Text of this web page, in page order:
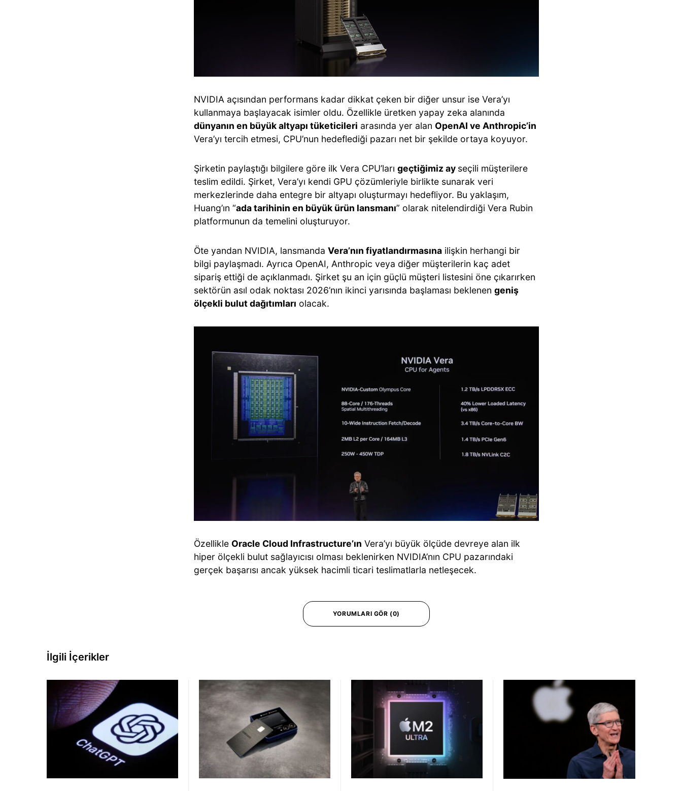
NVIDIA açısından performans kadar dikkat çeken bir diğer unsur ise Vera’yı
kullanmaya başlayacak isimler oldu. Özellikle üretken yapay zeka alanında
dünyanın en büyük altyapı tüketicileri arasında yer alan OpenAI ve Anthropic’in
Vera’yı tercih etmesi, CPU’nun hedeflediği pazarı net bir şekilde ortaya koyuyor.
Şirketin paylaştığı bilgilere göre ilk Vera CPU’ları geçtiğimiz ay seçili müşterilere
teslim edildi. Şirket, Vera’yı kendi GPU çözümleriyle birlikte sunarak veri
merkezlerinde daha entegre bir altyapı oluşturmayı hedefliyor. Bu yaklaşım,
Huang’ın “ada tarihinin en büyük ürün lansmanı” olarak nitelendirdiği Vera Rubin
platformunun da temelini oluşturuyor.
Öte yandan NVIDIA, lansmanda Vera’nın fiyatlandırmasına ilişkin herhangi bir
bilgi paylaşmadı. Ayrıca OpenAI, Anthropic veya diğer müşterilerin kaç adet
sipariş ettiği de açıklanmadı. Şirket şu an için güçlü müşteri listesini öne çıkarırken
sektörün asıl odak noktası 2026’nın ikinci yarısında başlaması beklenen geniş
ölçekli bulut dağıtımları olacak.
Özellikle Oracle Cloud Infrastructure’ın Vera’yı büyük ölçüde devreye alan ilk
hiper ölçekli bulut sağlayıcısı olması beklenirken NVIDIA’nın CPU pazarındaki
gerçek başarısı ancak yüksek hacimli ticari teslimatlarla netleşecek.
YORUMLARI GÖR (0)
İlgili İçerikler